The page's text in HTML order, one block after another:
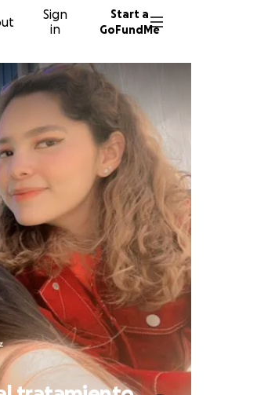
Sign
in
Start a
GoFundMe